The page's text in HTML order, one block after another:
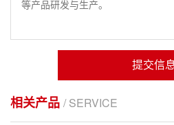
提交信
相关产品 / SERVICE